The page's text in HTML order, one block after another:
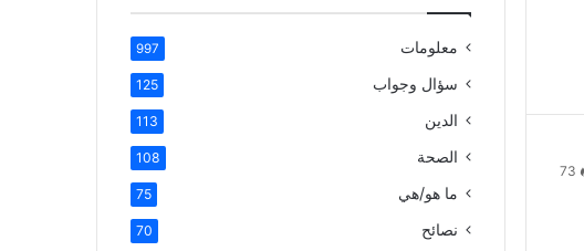
73
معلومات 997
سؤال وجواب 125
الدين 113
الصحة 108
ما هو/هي 75
نصائح 70